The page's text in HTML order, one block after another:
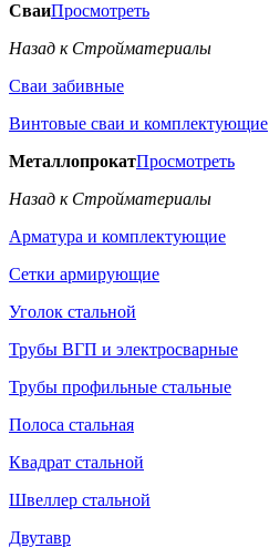
СваиПросмотреть
Назад к Стройматериалы
Сваи забивные
Винтовые сваи и комплектующие
МеталлопрокатПросмотреть
Назад к Стройматериалы
Арматура и комплектующие
Сетки армирующие
Уголок стальной
Трубы ВГП и электросварные
Трубы профильные стальные
Полоса стальная
Квадрат стальной
Швеллер стальной
Двутавр